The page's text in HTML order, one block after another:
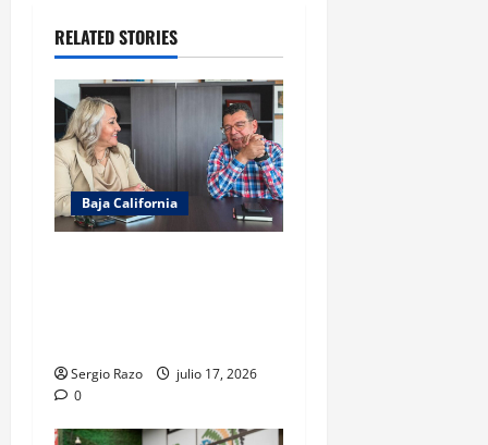
i
o
n
RELATED STORIES
Baja California
Sergio Razo
julio 17, 2026
0